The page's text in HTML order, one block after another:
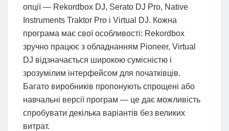
опції — Rekordbox DJ, Serato DJ Pro, Native
Instruments Traktor Pro і Virtual DJ. Кожна
програма має свої особливості: Rekordbox
зручно працює з обладнанням Pioneer, Virtual
DJ відзначається широкою сумісністю і
зрозумілим інтерфейсом для початківців.
Багато виробників пропонують спрощені або
навчальні версії програм — це дає можливість
спробувати декілька варіантів без великих
витрат.